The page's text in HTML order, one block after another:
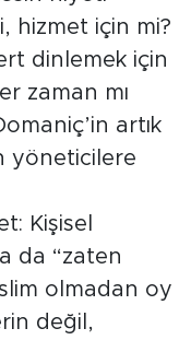
hizmet için mi?
dinlemek için
zaman mı
artık
yöneticilere
Kişisel
da “zaten
olmadan oy
değil,